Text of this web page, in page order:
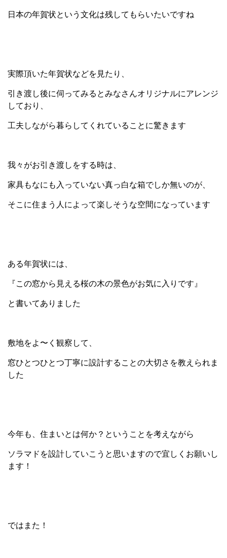
日本の年賀状という文化は残してもらいたいですね
実際頂いた年賀状などを見たり、
引き渡し後に伺ってみるとみなさんオリジナルにアレンジ
しており、
工夫しながら暮らしてくれていることに驚きます
我々がお引き渡しをする時は、
家具もなにも入っていない真っ白な箱でしか無いのが、
そこに住まう人によって楽しそうな空間になっています
ある年賀状には、
『この窓から見える桜の木の景色がお気に入りです』
と書いてありました
敷地をよ〜く観察して、
窓ひとつひとつ丁寧に設計することの大切さを教えられま
した
今年も、住まいとは何か？ということを考えながら
ソラマドを設計していこうと思いますので宜しくお願いし
ます！
ではまた！